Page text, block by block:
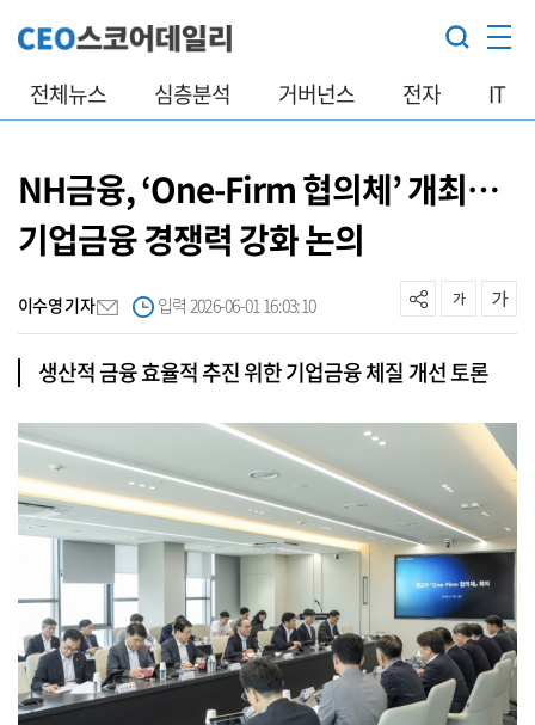
전체뉴스 심층분석 거버넌스 전자 IT
NH금융, ‘One-Firm 협의체’ 개최…
기업금융 경쟁력 강화 논의
이수영 기자 입력 2026-06-01 16:03:10
생산적 금융 효율적 추진 위한 기업금융 체질 개선 토론